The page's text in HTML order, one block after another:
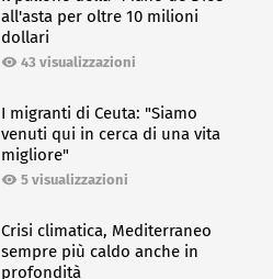
all'asta per oltre 10 milioni
dollari
43 visualizzazioni
I migranti di Ceuta: "Siamo
venuti qui in cerca di una vita
migliore"
5 visualizzazioni
Crisi climatica, Mediterraneo
sempre più caldo anche in
profondità